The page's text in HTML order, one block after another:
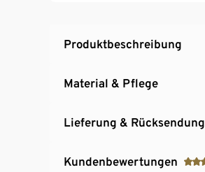
Produktbeschreibung
Material & Pflege
Lieferung & Rücksendung
Kundenbewertungen